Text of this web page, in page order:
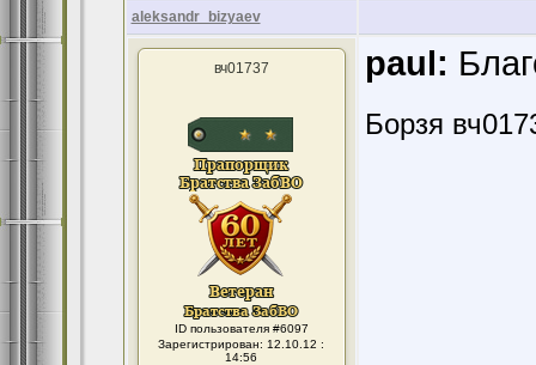
aleksandr_bizyaev
вч01737
ID пользователя #6097
Зарегистрирован: 12.10.12 :
14:56
paul:
Борзя